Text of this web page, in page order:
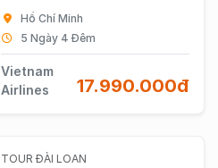
Hồ Chí Minh
5 Ngày 4 Đêm
Vietnam
Airlines
17.990.000đ
TOUR ĐÀI LOAN